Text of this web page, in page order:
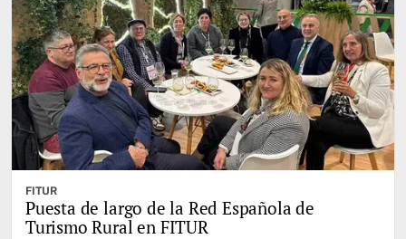
FITUR
Puesta de largo de la Red Española de
Turismo Rural en FITUR